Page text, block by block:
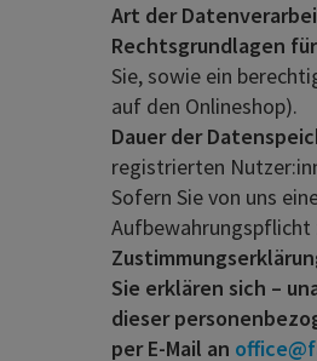
Art der
Rechtsgrundlagen
Sie, sowie ein
auf den Onlineshop).
Dauer der
registrierten
Sofern Sie von uns
Aufbewahrungspflicht
Sie erklären sich –
dieser
per E-Mail an